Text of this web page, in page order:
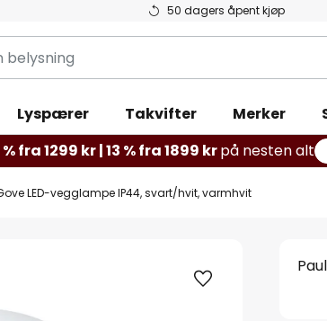
50 dagers åpent kjøp
Lyspærer Takvifter Merker
fra 1299 kr | 13 % fra 1899 krpå nesten alt
LED-vegglampe IP44, svart/hvit, varmhvit